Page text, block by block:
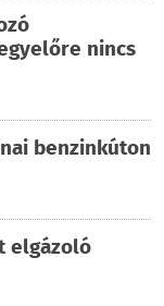
nincs
benzinkúton
elgázoló